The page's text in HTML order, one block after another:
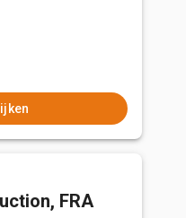
FRA